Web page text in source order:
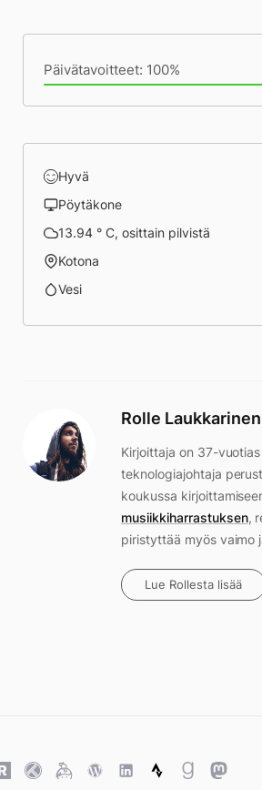
Päivätavoitteet: 100%
Hyvä
Pöytäkone
13.94 ° C, osittain pilvistä
Kotona
Vesi
Rolle Laukkarinen
Kirjoittaja on 37-
teknologiajohtaja
koukussa
musiikkiharrastuksen,
piristyttää myös vaimo
Lue Rollesta lisää
TraktKeybaseWordPress
WordPress
StravaGoodreads